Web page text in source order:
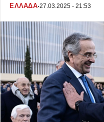
ΕΛΛΑΔΑ·27.03.2025 - 21:53